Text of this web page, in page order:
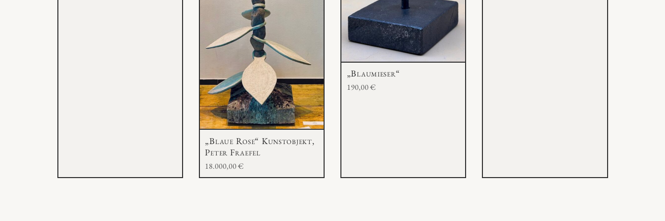
„Blaue Rose“ Kunstobjekt,
Peter Fraefel
18.000,00€
„Blaumieser“
190,00€